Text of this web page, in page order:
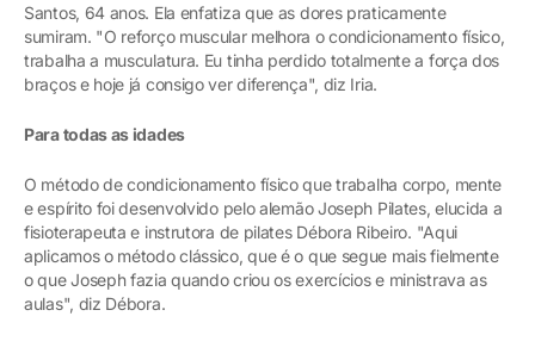
Santos, 64 anos. Ela enfatiza que as dores praticamente
sumiram. "O reforço muscular melhora o condicionamento físico,
trabalha a musculatura. Eu tinha perdido totalmente a força dos
braços e hoje já consigo ver diferença", diz Iria.
Para todas as idades
O método de condicionamento físico que trabalha corpo, mente
e espírito foi desenvolvido pelo alemão Joseph Pilates, elucida a
fisioterapeuta e instrutora de pilates Débora Ribeiro. "Aqui
aplicamos o método clássico, que é o que segue mais fielmente
o que Joseph fazia quando criou os exercícios e ministrava as
aulas", diz Débora.